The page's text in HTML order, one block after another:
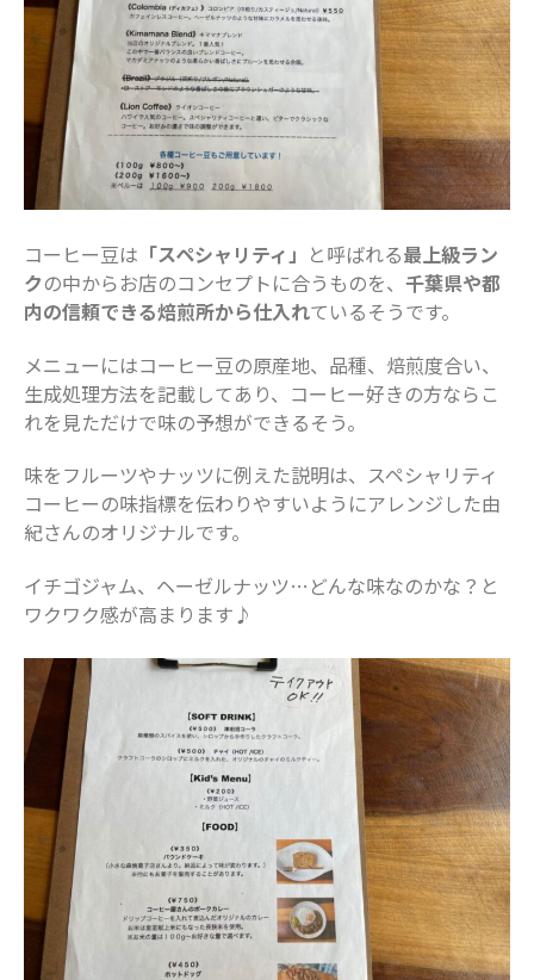
2019年5月
2019年3月
カテゴリー
イベント
住まい
妊娠・出産
子どもの福祉（発達障がい・知的障が
家事・生活術
病院・医療
習い事
食育
コーヒー豆は 「スペシャリティ」 と呼ばれる最上級ラン
クの中からお店のコンセプトに合うものを、 千葉県や都
内の信頼できる焙煎所から仕入れているそうです。
メニューにはコーヒー豆の原産地、品種、焙煎度合い、
生成処理方法を記載してあり、コーヒー好きの方ならこ
れを見ただけで味の予想ができるそう。
味をフルーツやナッツに例えた説明は、スペシャリティ
コーヒーの味指標を伝わりやすいようにアレンジした由
紀さんのオリジナルです。
イチゴジャム、ヘーゼルナッツ…どんな味なのかな？と
ワクワク感が高まります♪